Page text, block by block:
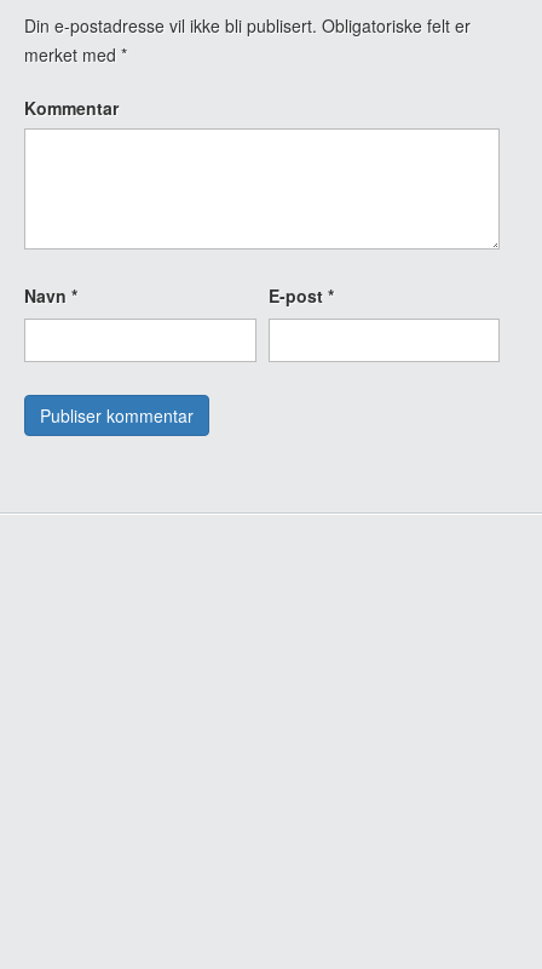
Din e-postadresse vil ikke bli publisert. Obligatoriske felt er
merket med *
Kommentar
Navn * E-post *